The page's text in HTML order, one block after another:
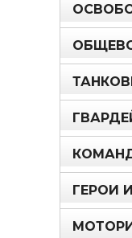
ГЕРОИ